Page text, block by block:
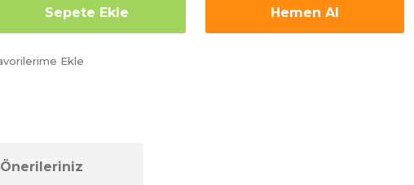
Sepete Ekle Hemen Al
Önerileriniz